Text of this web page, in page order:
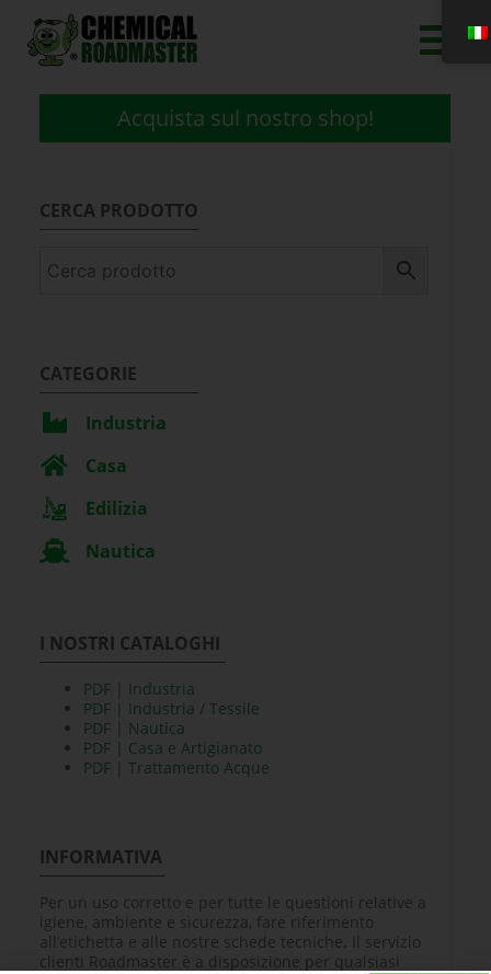
Acquista sul nostro shop!
CERCA PRODOTTO
CATEGORIE
Industria
Casa
Edilizia
Nautica
I NOSTRI CATALOGHI
PDF | Industria
PDF | Industria / Tessile
PDF | Nautica
PDF | Casa e Artigianato
PDF | Trattamento Acque
INFORMATIVA
Per un uso corretto e per tutte le questioni relative a
igiene, ambiente e sicurezza, fare riferimento
all’etichetta e alle nostre schede tecniche. Il servizio
clienti Roadmaster è a disposizione per qualsiasi